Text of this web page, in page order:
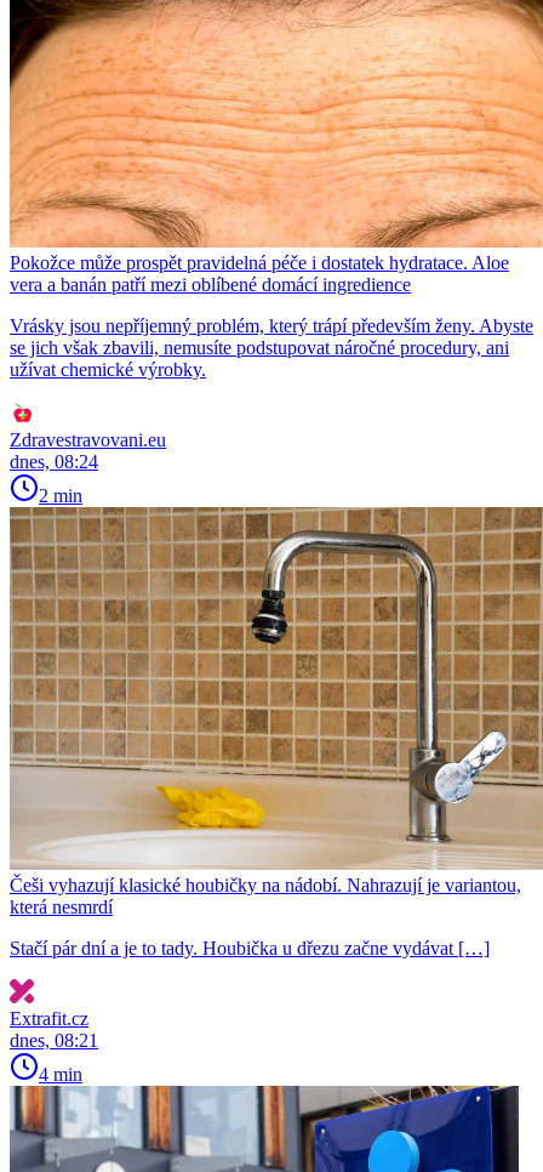
Pokožce může prospět pravidelná péče i dostatek hydratace. Aloe
vera a banán patří mezi oblíbené domácí ingredience
Vrásky jsou nepříjemný problém, který trápí především ženy. Abyste
se jich však zbavili, nemusíte podstupovat náročné procedury, ani
užívat chemické výrobky.
Zdravestravovani.eu
dnes, 08:24
2 min
Češi vyhazují klasické houbičky na nádobí. Nahrazují je variantou,
která nesmrdí
Stačí pár dní a je to tady. Houbička u dřezu začne vydávat […]
Extrafit.cz
dnes, 08:21
4 min